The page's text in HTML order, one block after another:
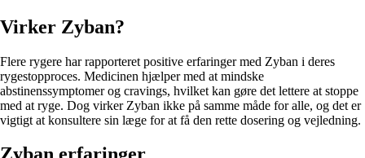
Virker Zyban?
Flere rygere har rapporteret positive erfaringer med Zyban i deres
rygestopproces. Medicinen hjælper med at mindske
abstinenssymptomer og cravings, hvilket kan gøre det lettere at stoppe
med at ryge. Dog virker Zyban ikke på samme måde for alle, og det er
vigtigt at konsultere sin læge for at få den rette dosering og vejledning.